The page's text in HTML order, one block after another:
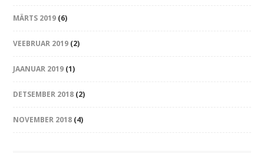
MÄRTS 2019 (6)
VEEBRUAR 2019 (2)
JAANUAR 2019 (1)
DETSEMBER 2018 (2)
NOVEMBER 2018 (4)